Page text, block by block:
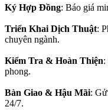
Ký Hợp Đồng: Báo giá
Triển Khai Dịch Thuật:
chuyên ngành.
Kiểm Tra & Hoàn Thiện:
phong.
Bàn Giao & Hậu Mãi:
24/7.